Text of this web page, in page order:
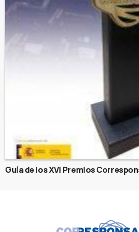
Guía de los XVI Premios